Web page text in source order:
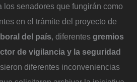
los senadores que fungirán como
en el trámite del proyecto de
del país, diferentes gremios
de vigilancia y la seguridad
diferentes inconveniencias